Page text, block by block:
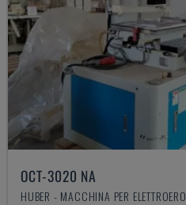
OCT-3020 NA
HUBER - MACCHINA PER